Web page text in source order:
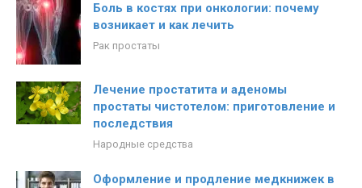
Боль в костях при онкологии: почему
возникает и как лечить
Рак простаты
Лечение простатита и аденомы
простаты чистотелом: приготовление и
последствия
Народные средства
Оформление и продление медкнижек в